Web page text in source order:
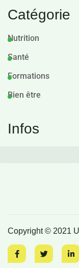
Catégorie
Nutrition
Santé
Formations
Bien être
Infos
Copyright © 2021